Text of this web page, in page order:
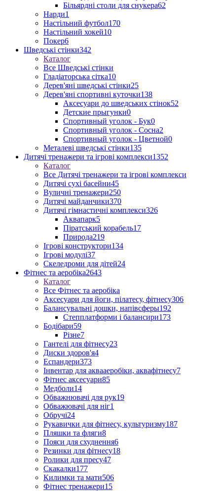
Більярдні столи для снукера62
Нарди1
Настільний футбол170
Настільний хокей10
Покер6
Шведські стінки342
Каталог
Все Шведські стінки
Гладіаторська сітка10
Дерев'яні шведські стінки25
Дерев'яні спортивні куточки138
Аксесуари до шведських стінок52
Детские прыгунки0
Спортивный уголок - Бук0
Спортивный уголок - Сосна2
Спортивный уголок - Цветной0
Металеві шведські стінки135
Дитячі тренажери та ігрові комплекси1352
Каталог
Все Дитячі тренажери та ігрові комплекси
Дитячі сухі басейни45
Вуличні тренажери250
Дитячі майданчики370
Дитячі гімнастичні комплекси326
Аквапарк5
Піратський корабель17
Природа219
Ігрові конструктори134
Ігрові модулі37
Скеледроми для дітей24
Фітнес та аеробіка2643
Каталог
Все Фітнес та аеробіка
Аксесуари для йоги, пілатесу, фітнесу306
Балансувальні дошки, напівсферы192
Степплатформи і балансири173
Бодібари59
Різне7
Гантелі для фітнесу23
Диски здоров'я4
Еспандери373
Інвентар для аквааеробіки, аквафітнесу7
Фітнес аксесуари85
Медболи14
Обважнювачі для рук19
Обважювачі для ніг1
Обручі24
Рукавички для фітнесу, культуризму187
Пляшки та фляги8
Пояси для схуднення6
Резинки для фітнесу18
Ролики для пресу47
Скакалки177
Килимки та мати506
Фітнес тренажери15